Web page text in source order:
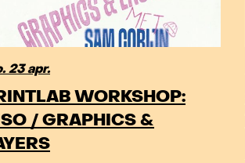
23 apr.
WORKSHOP:
/ GRAPHICS &